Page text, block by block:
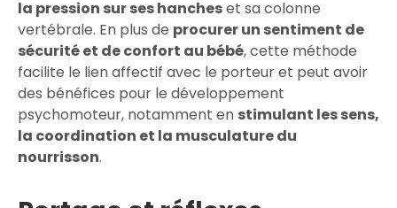
la pression sur ses hancheset sa colonne
vertébrale. En plus de procurer un sentiment de
sécurité et de confort au bébé, cette méthode
facilite le lien affectif avec le porteur et peut avoir
des bénéfices pour le développement
psychomoteur, notamment en stimulant les sens,
la coordination et la musculature du
nourrisson.